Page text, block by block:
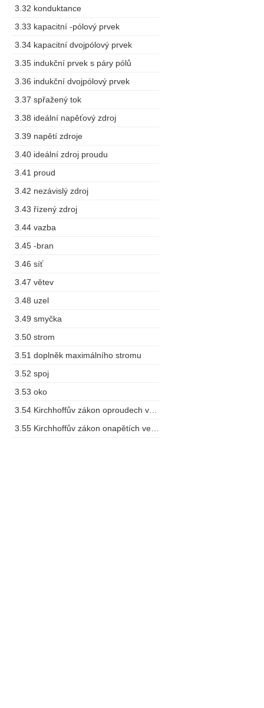
3.32 konduktance
3.33 kapacitní -pólový prvek
3.34 kapacitní dvojpólový prvek
3.35 indukční prvek s páry pólů
3.36 indukční dvojpólový prvek
3.37 spřažený tok
3.38 ideální napěťový zdroj
3.39 napětí zdroje
3.40 ideální zdroj proudu
3.41 proud
3.42 nezávislý zdroj
3.43 řízený zdroj
3.44 vazba
3.45 -bran
3.46 síť
3.47 větev
3.48 uzel
3.49 smyčka
3.50 strom
3.51 doplněk maximálního stromu
3.52 spoj
3.53 oko